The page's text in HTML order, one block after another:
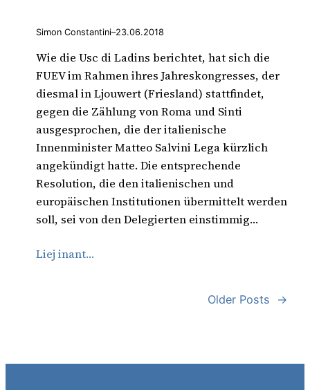
Simon Constantini–23.06.2018
Wie die Usc di Ladins berichtet, hat sich die
FUEV im Rahmen ihres Jahreskongresses, der
diesmal in Ljouwert (Friesland) stattfindet,
gegen die Zählung von Roma und Sinti
ausgesprochen, die der italienische
Innenminister Matteo Salvini Lega kürzlich
angekündigt hatte. Die entsprechende
Resolution, die den italienischen und
europäischen Institutionen übermittelt werden
soll, sei von den Delegierten einstimmig…
Liej inant…
Older Posts →